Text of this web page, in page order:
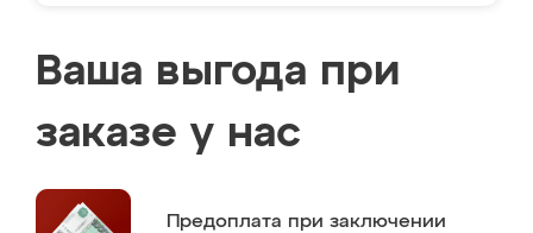
Ваша выгода при
заказе у нас
Предоплата при заключении